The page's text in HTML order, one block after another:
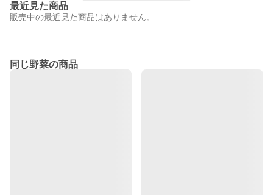
最近見た商品
販売中の最近見た商品はありません。
同じ野菜の商品